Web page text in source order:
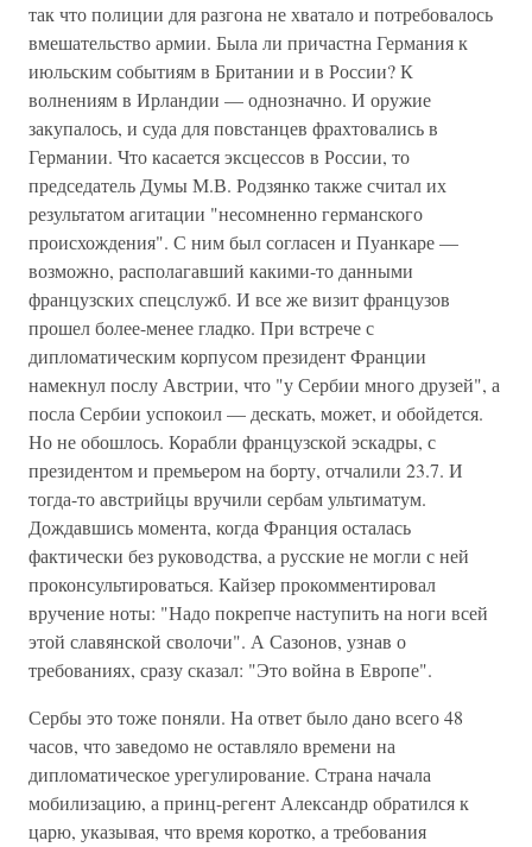
так что полиции для разгона не хватало и потребовалось
вмешательство армии. Была ли причастна Германия к
июльским событиям в Британии и в России? К
волнениям в Ирландии — однозначно. И оружие
закупалось, и суда для повстанцев фрахтовались в
Германии. Что касается эксцессов в России, то
председатель Думы М.В. Родзянко также считал их
результатом агитации "несомненно германского
происхождения". С ним был согласен и Пуанкаре —
возможно, располагавший какими-то данными
французских спецслужб. И все же визит французов
прошел более-менее гладко. При встрече с
дипломатическим корпусом президент Франции
намекнул послу Австрии, что "у Сербии много друзей", а
посла Сербии успокоил — дескать, может, и обойдется.
Но не обошлось. Корабли французской эскадры, с
президентом и премьером на борту, отчалили 23.7. И
тогда-то австрийцы вручили сербам ультиматум.
Дождавшись момента, когда Франция осталась
фактически без руководства, а русские не могли с ней
проконсультироваться. Кайзер прокомментировал
вручение ноты: "Надо покрепче наступить на ноги всей
этой славянской сволочи". А Сазонов, узнав о
требованиях, сразу сказал: "Это война в Европе".
Сербы это тоже поняли. На ответ было дано всего 48
часов, что заведомо не оставляло времени на
дипломатическое урегулирование. Страна начала
мобилизацию, а принц-регент Александр обратился к
царю, указывая, что время коротко, а требования